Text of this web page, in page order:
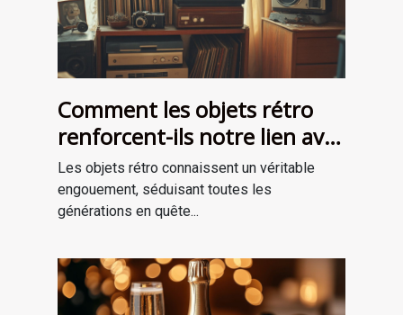
Comment les objets rétro
renforcent-ils notre lien avec
le passé?
Les objets rétro connaissent un véritable
engouement, séduisant toutes les
générations en quête...